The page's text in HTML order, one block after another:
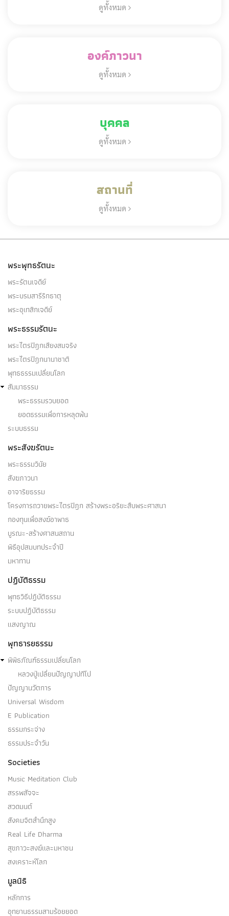
ดูทั้งหมด
องค์ภาวนา
ดูทั้งหมด
บุคคล
ดูทั้งหมด
สถานที่
ดูทั้งหมด
พระพุทธรัตนะ
พระรัตนเจดีย์
พระบรมสารีริกธาตุ
พระอุเทสิกเจดีย์
พระธรรมรัตนะ
พระไตรปิฎกเสียงสมจริง
พระไตรปิฎกนานาชาติ
พุทธธรรมเปลี่ยนโลก
สัมมาธรรม
พระธรรมรวบยอด
ยอดธรรมเพื่อการหลุดพ้น
ระบบธรรม
พระสังฆรัตนะ
พระธรรมวินัย
สังฆภาวนา
อาจาริยธรรม
โครงการถวายพระไตรปิฎก สร้างพระอริยะสืบพระศาสนา
กองทุนเพื่อสงฆ์อาพาธ
บูรณะ-สร้างศาสนสถาน
พิธีอุปสมบทประจำปี
มหาทาน
ปฏิบัติธรรม
พุทธวิธีปฏิบัติธรรม
ระบบปฏิบัติธรรม
แสงญาณ
พุทธารยธรรม
พิพิธภัณฑ์ธรรมเปลี่ยนโลก
หลวงปู่เปลี่ยนปัญญาปทีโป
ปัญญานวัตการ
Universal Wisdom
E Publication
ธรรมกระจ่าง
ธรรมประจำวัน
Societies
Music Meditation Club
สรรพสัจจะ
สวดมนต์
สังคมจิตสำนึกสูง
Real Life Dharma
สุขภาวะสงฆ์และมหาชน
สงเคราะห์โลก
มูลนิธิ
หลักการ
อุทยานธรรมสามร้อยยอด